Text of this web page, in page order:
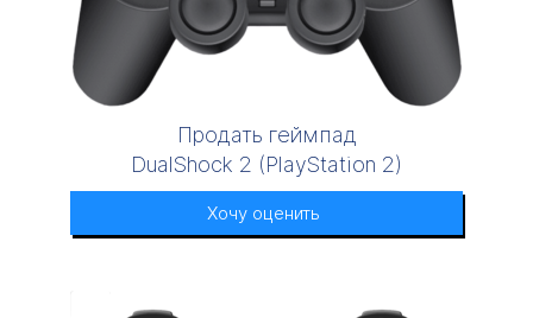
Продать геймпад
DualShock 2 (PlayStation 2)
Хочу оценить